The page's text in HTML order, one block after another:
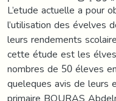
L’etude actuelle a pour
l’utilisation des évelves
leurs rendements
cette étude est les
nombres de 50 éleves
queleques avis de leurs